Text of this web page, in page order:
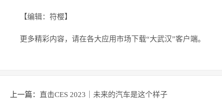
【编辑：符樱】
更多精彩内容，请在各大应用市场下载“大武汉”客户端。
上一篇： 直击CES 2023｜未来的汽车是这个样子